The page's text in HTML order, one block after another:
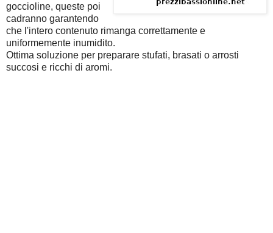
goccioline, queste poi
cadranno garantendo
che l'intero contenuto rimanga correttamente e
uniformemente inumidito.
Ottima soluzione per preparare stufati, brasati o arrosti
succosi e ricchi di aromi.